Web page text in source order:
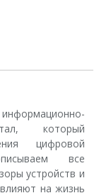
который
цифровой
все
устройств и
на жизнь